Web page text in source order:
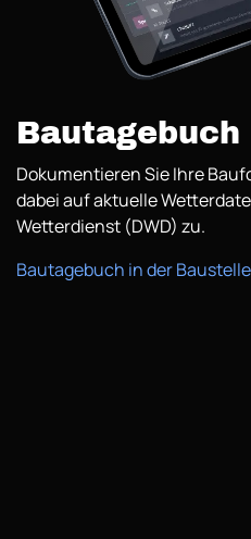
Bautagebuch
Dokumentieren Sie Ihre
dabei auf aktuelle
Wetterdienst (DWD) zu.
Bautagebuch in der